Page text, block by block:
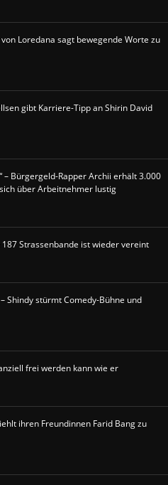
Loredana sagt bewegende Worte zu
gibt Karriere-Tipp an Shirin David
– Bürgergeld-Rapper Archii erhält 3.000
über Arbeitnehmer lustig
187 Strassenbande ist wieder vereint
Shindy stürmt Comedy-Bühne und
frei werden kann wie er
ihren Freundinnen Farid Bang zu